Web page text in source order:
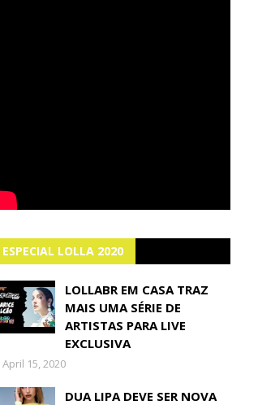
ESPECIAL LOLLA 2020
LOLLABR EM CASA TRAZ
MAIS UMA SÉRIE DE
ARTISTAS PARA LIVE
EXCLUSIVA
April 15, 2020
DUA LIPA DEVE SER NOVA